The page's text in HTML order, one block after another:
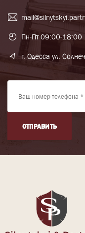
Пн-Пт 09:00-18:00
г. Одесса ул.
ОТПРАВИТЬ